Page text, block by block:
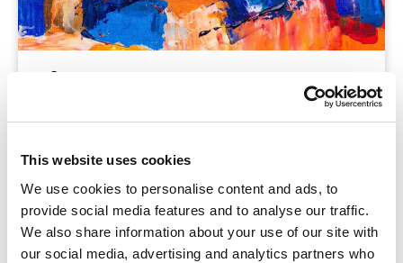
This website uses cookies
We use cookies to personalise content and ads, to
provide social media features and to analyse our traffic.
We also share information about your use of our site with
our social media, advertising and analytics partners who
We staan in onze complexe wereld voor
innovatieve oplossingen. De creatieve
vaardigheden die hiervoor nodig zijn leren
leerlingen in vakken zoals tekenen, muziek of
ckv. Vakken die dus geen